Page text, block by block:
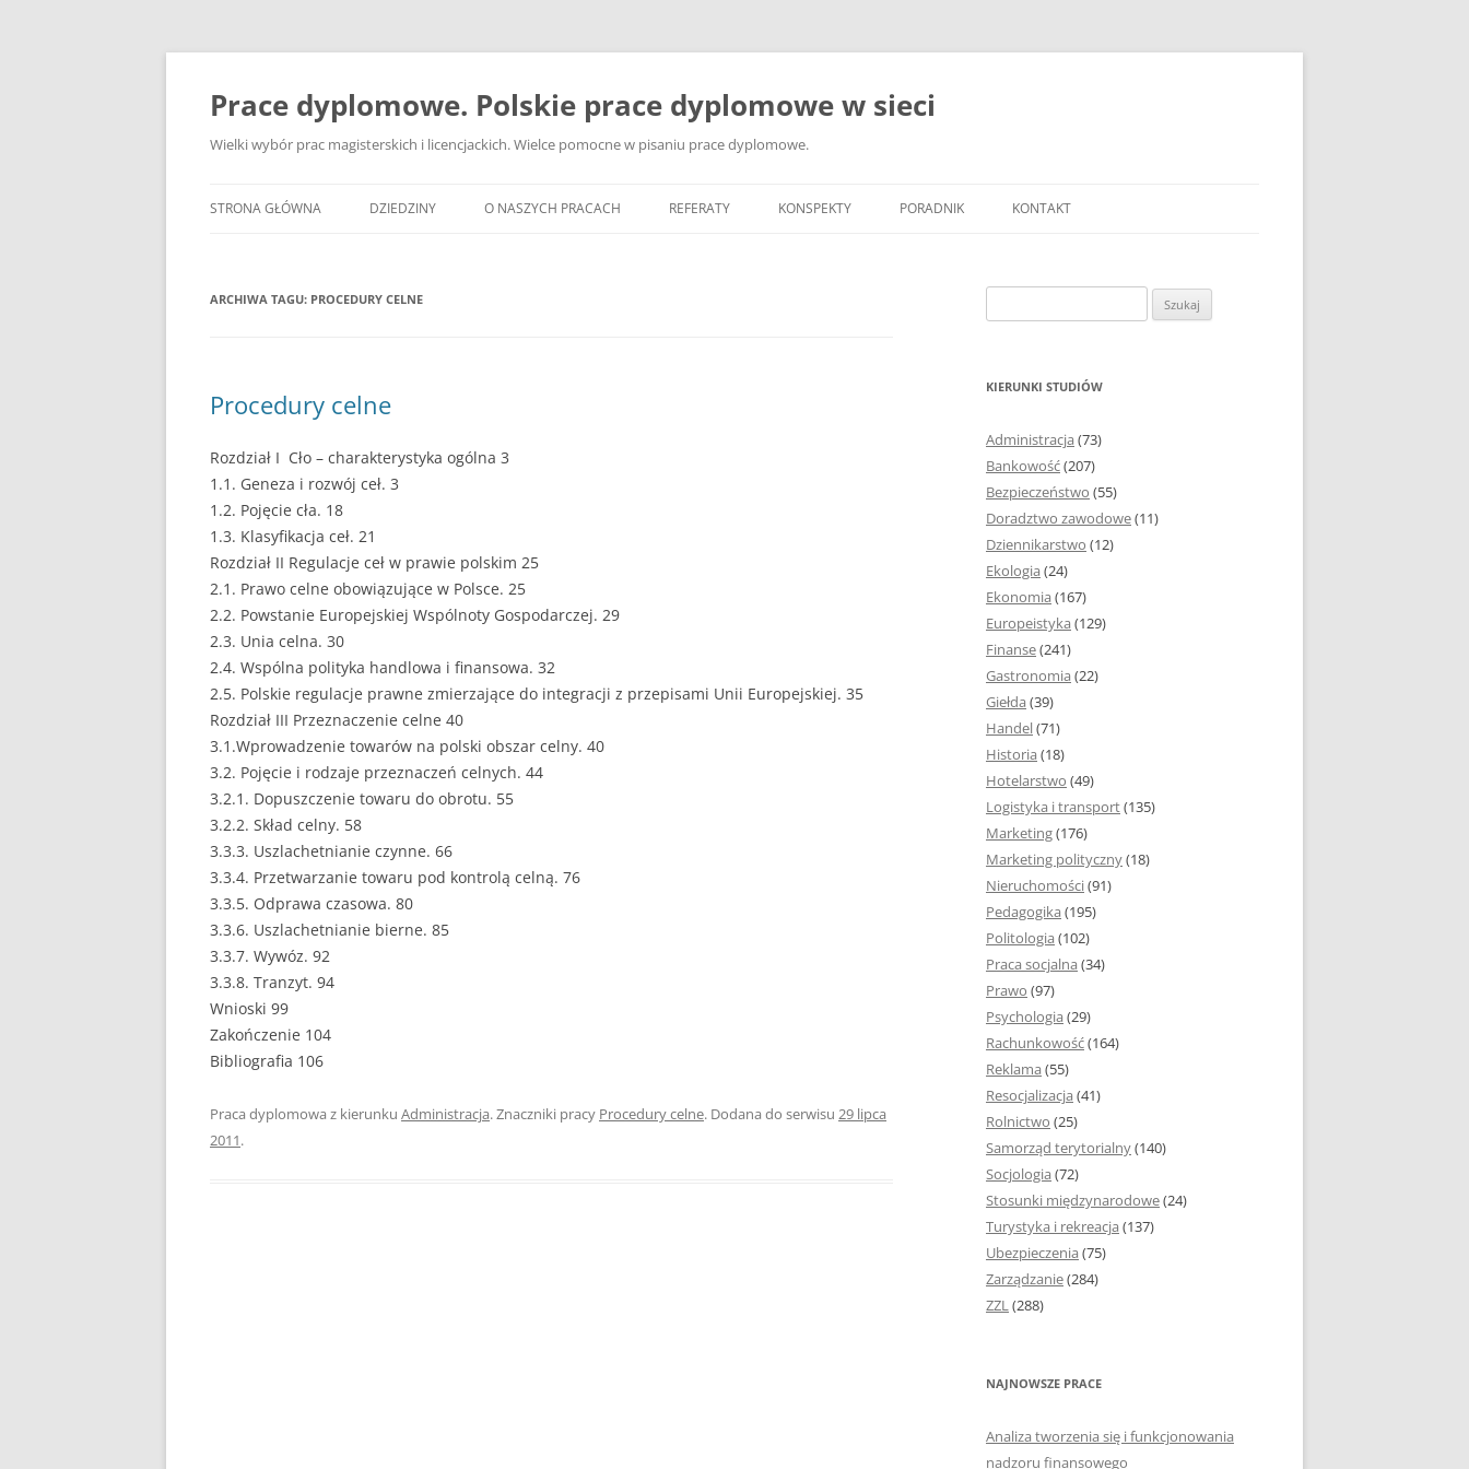
Przejdź
Prace dyplomowe. Polskie prace dyplomowe w sieci
Wielki wybór prac magisterskich i licencjackich. Wielce pomocne w pisaniu prace dyplomowe.
STRONA GŁÓWNA DZIEDZINY
BANKOWOŚĆ
EKONOMIA
FINANSE
GASTRONOMIA
GIEŁDA
HANDEL
HISTORIA
HOTELARSTWO
MARKETING
MARKETING POLITYCZNY
PRAWO
O NASZYCH PRACACH REFERATY KONSPEKTY PORADNIK
JAK ZBIERAĆ I OPRACOWYWAĆ
BIBLIOGRAFICZNYCH
ZAWARTOŚĆ I ROZMIAR PRACY
DYPLOMOWEJ
ESTETYKA PRACY DYPLOMOWEJ –
WYRÓŻNIENIA, NUMEROWANIE
CZCIONKA, MARGINESY I
WIELKOŚĆ STRON
STRUKTURA AKAPITU W PRACY
DYPLOMOWEJ
STYL PRACY DYPLOMOWEJ
SPIS TREŚCI W PRACY
DYPLOMOWEJ
WSTĘP PRACY DYPLOMOWEJ
ROZDZIAŁY I PODROZDZIAŁY
ZAKOŃCZENIE PRACY
DYPLOMOWEJ
BIBLIOGRAFIA
SPIS RYSUNKÓW, TABEL I
ZAŁĄCZNIKÓW
TABELE, RYSUNKI ORAZ WYKRESY
KSIĄŻKI, KTÓRE POMOGĄ CI
KONTAKT
ARCHIWA TAGU: PROCEDURY CELNE
Procedury celne
Rozdział I Cło – charakterystyka ogólna 3
1.1. Geneza i rozwój ceł. 3
1.2. Pojęcie cła. 18
1.3. Klasyfikacja ceł. 21
Rozdział II Regulacje ceł w prawie polskim 25
2.1. Prawo celne obowiązujące w Polsce. 25
2.2. Powstanie Europejskiej Wspólnoty Gospodarczej. 29
2.3. Unia celna. 30
2.4. Wspólna polityka handlowa i finansowa. 32
2.5. Polskie regulacje prawne zmierzające do integracji z przepisami Unii Europejskiej. 35
Rozdział III Przeznaczenie celne 40
3.1.Wprowadzenie towarów na polski obszar celny. 40
3.2. Pojęcie i rodzaje przeznaczeń celnych. 44
3.2.1. Dopuszczenie towaru do obrotu. 55
3.2.2. Skład celny. 58
3.3.3. Uszlachetnianie czynne. 66
3.3.4. Przetwarzanie towaru pod kontrolą celną. 76
3.3.5. Odprawa czasowa. 80
3.3.6. Uszlachetnianie bierne. 85
3.3.7. Wywóz. 92
3.3.8. Tranzyt. 94
Wnioski 99
Zakończenie 104
Bibliografia 106
Praca dyplomowa z kierunku Administracja. Znaczniki pracy Procedury celne. Dodana do serwisu 29 lipca
2011.
KIERUNKI STUDIÓW
Administracja (73)
Bankowość(207)
Bezpieczeństwo (55)
Doradztwo zawodowe(11)
Dziennikarstwo (12)
Ekologia (24)
Ekonomia (167)
Europeistyka (129)
Finanse(241)
Gastronomia (22)
Giełda (39)
Handel(71)
Historia (18)
Hotelarstwo (49)
Logistyka i transport(135)
Marketing(176)
Marketing polityczny(18)
Nieruchomości(91)
Pedagogika (195)
Politologia (102)
Praca socjalna (34)
Prawo (97)
Psychologia (29)
Rachunkowość(164)
Reklama (55)
Resocjalizacja (41)
Rolnictwo (25)
Samorząd terytorialny(140)
Socjologia (72)
Stosunki międzynarodowe(24)
Turystyka i rekreacja (137)
Ubezpieczenia (75)
Zarządzanie(284)
ZZL(288)
NAJNOWSZE PRACE
Analiza tworzenia się i funkcjonowania
nadzoru finansowego